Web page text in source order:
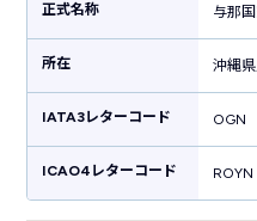
す。那覇までは約１時間半、石垣
島を巡るアイランドホッピングが
トランや与那国の特産品を販売す
空港のすぐ近くにバス停・レンタ
利な施設が揃っています。
正式名称 与那
所在 沖縄
IATA3レターコード OGN
ICAO4レターコード ROYN